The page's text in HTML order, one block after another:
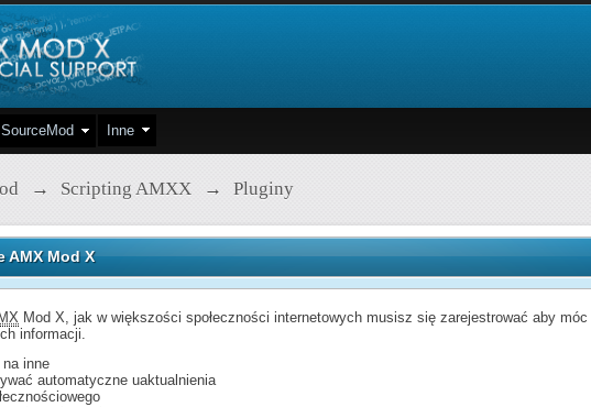
Inne
→ Scripting AMXX → Pluginy
AMX Mod X
Mod X, jak w większości społeczności internetowych musisz się zarejestrować aby
informacji.
inne
automatyczne uaktualnienia